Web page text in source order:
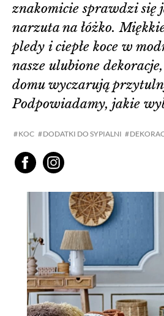
KOC DODATKI DO SYPIALNI
znakomicie sprawdzi się
narzuta na łóżko.
pledy i ciepłe koce w
nasze ulubione
domu wyczarują
Podpowiadamy, jakie